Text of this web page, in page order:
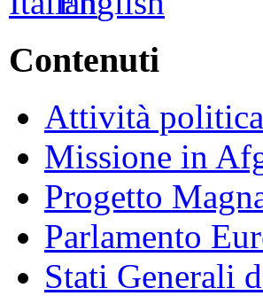
Contenuti
Attività politica
Missione in
Progetto
Parlamento
Stati Generali